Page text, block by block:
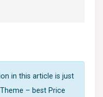
in this article is just
– best Price